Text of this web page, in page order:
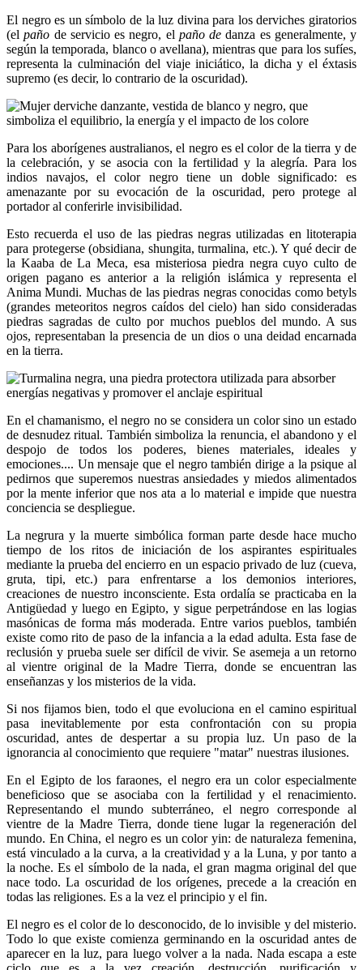
El negro es un símbolo de la luz divina para los derviches giratorios
(elpaño de servicio es negro, el paño de danza es generalmente, y
según la temporada, blanco o avellana), mientras que para los sufíes,
representa la culminación del viaje iniciático, la dicha y el éxtasis
supremo (es decir, lo contrario de la oscuridad).
Para los aborígenes australianos, el negro es el color de la tierra y de
la celebración, y se asocia con la fertilidad y la alegría. Para los
indios navajos, el color negro tiene un doble significado: es
amenazante por su evocación de la oscuridad, pero protege al
portador al conferirle invisibilidad.
Esto recuerda el uso de las piedras negras utilizadas en litoterapia
para protegerse (obsidiana, shungita, turmalina, etc.). Y qué decir de
la Kaaba de La Meca, esa misteriosa piedra negra cuyo culto de
origen pagano es anterior a la religión islámica y representa el
Anima Mundi. Muchas de las piedras negras conocidas como betyls
(grandes meteoritos negros caídos del cielo) han sido consideradas
piedras sagradas de culto por muchos pueblos del mundo. A sus
ojos, representaban la presencia de un dios o una deidad encarnada
en la tierra.
En el chamanismo, el negro no se considera un color sino un estado
de desnudez ritual. También simboliza la renuncia, el abandono y el
despojo de todos los poderes, bienes materiales, ideales y
emociones.... Un mensaje que el negro también dirige a la psique al
pedirnos que superemos nuestras ansiedades y miedos alimentados
por la mente inferior que nos ata a lo material e impide que nuestra
conciencia se despliegue.
La negrura y la muerte simbólica forman parte desde hace mucho
tiempo de los ritos de iniciación de los aspirantes espirituales
mediante la prueba del encierro en un espacio privado de luz (cueva,
gruta, tipi, etc.) para enfrentarse a los demonios interiores,
creaciones de nuestro inconsciente. Esta ordalía se practicaba en la
Antigüedad y luego en Egipto, y sigue perpetrándose en las logias
masónicas de forma más moderada. Entre varios pueblos, también
existe como rito de paso de la infancia a la edad adulta. Esta fase de
reclusión y prueba suele ser difícil de vivir. Se asemeja a un retorno
al vientre original de la Madre Tierra, donde se encuentran las
enseñanzas y los misterios de la vida.
Si nos fijamos bien, todo el que evoluciona en el camino espiritual
pasa inevitablemente por esta confrontación con su propia
oscuridad, antes de despertar a su propia luz. Un paso de la
ignorancia al conocimiento que requiere "matar" nuestras ilusiones.
En el Egipto de los faraones, el negro era un color especialmente
beneficioso que se asociaba con la fertilidad y el renacimiento.
Representando el mundo subterráneo, el negro corresponde al
vientre de la Madre Tierra, donde tiene lugar la regeneración del
mundo. En China, el negro es un color yin: de naturaleza femenina,
está vinculado a la curva, a la creatividad y a la Luna, y por tanto a
la noche. Es el símbolo de la nada, el gran magma original del que
nace todo. La oscuridad de los orígenes, precede a la creación en
todas las religiones. Es a la vez el principio y el fin.
El negro es el color de lo desconocido, de lo invisible y del misterio.
Todo lo que existe comienza germinando en la oscuridad antes de
aparecer en la luz, para luego volver a la nada. Nada escapa a este